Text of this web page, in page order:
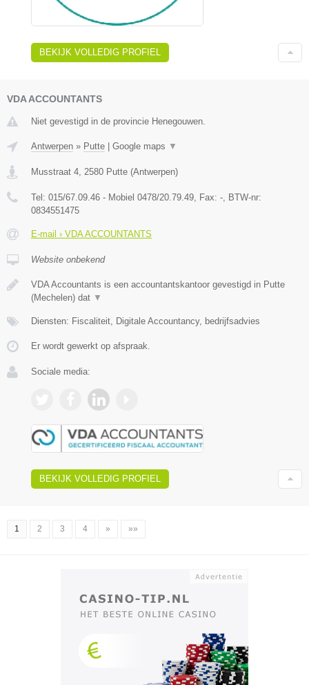
BEKIJK VOLLEDIG PROFIEL
VDA ACCOUNTANTS
Niet gevestigd in de provincie Henegouwen.
Antwerpen » Putte | Google maps ▼
Musstraat 4 2580 Putte (Antwerpen)
Tel: 015/67.09.46 - Mobiel 0478/20.79.49 , Fax: - , BTW-nr:
0834551475
E-mail › VDA ACCOUNTANTS
Website onbekend
VDA Accountants is een accountantskantoor gevestigd in Putte
(Mechelen) dat ▼
Diensten: Fiscaliteit, Digitale Accountancy, bedrijfsadvies
Er wordt gewerkt op afspraak.
Sociale media:
BEKIJK VOLLEDIG PROFIEL
1 2 3 4 » »»